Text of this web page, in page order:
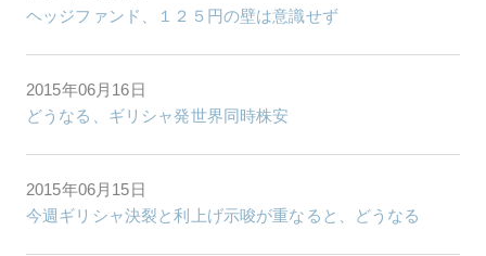
ヘッジファンド、１２５円の壁は意識せず
2015年06月16日
どうなる、ギリシャ発世界同時株安
2015年06月15日
今週ギリシャ決裂と利上げ示唆が重なると、どうなる